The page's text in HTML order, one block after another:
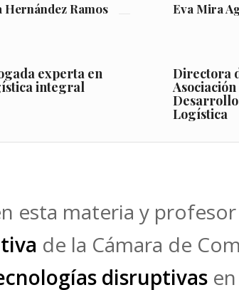
Hernández Ramos
experta en
integral
Eva Mira
Directora
Logística
esta materia y
de la Cámara de
disruptivasen